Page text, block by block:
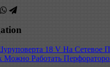
18 V На Сетевое
Можно Работать